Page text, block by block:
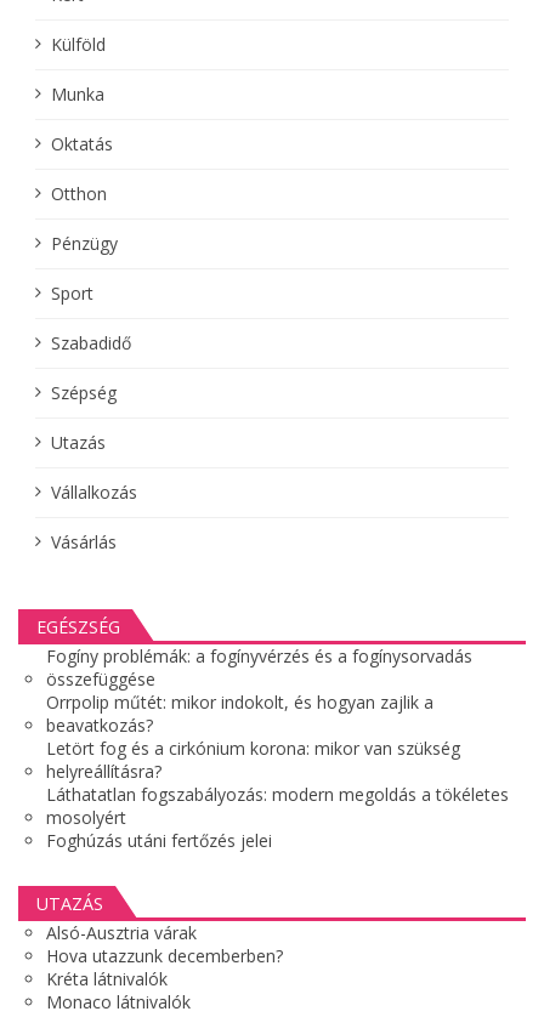
Külföld
Munka
Oktatás
Otthon
Pénzügy
Sport
Szabadidő
Szépség
Utazás
Vállalkozás
Vásárlás
EGÉSZSÉG
Fogíny problémák: a fogínyvérzés és a fogínysorvadás
összefüggése
Orrpolip műtét: mikor indokolt, és hogyan zajlik a
beavatkozás?
Letört fog és a cirkónium korona: mikor van szükség
helyreállításra?
Láthatatlan fogszabályozás: modern megoldás a tökéletes
mosolyért
Foghúzás utáni fertőzés jelei
UTAZÁS
Alsó-Ausztria várak
Hova utazzunk decemberben?
Kréta látnivalók
Monaco látnivalók